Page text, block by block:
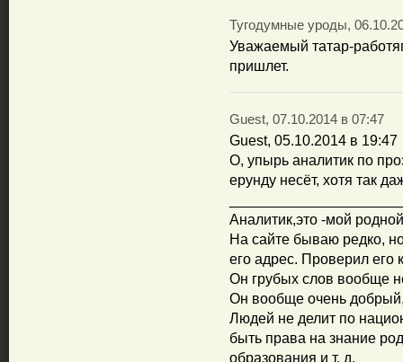
Тугодумные уроды,
Уважаемый татар-
пришлет.
Guest, 07.10.2014 в 07:47
Guest, 05.10.2014 в 19:47
О, упырь аналитик по
ерунду несёт, хотя так
Аналитик,это -мой
На сайте бываю редко,
его адрес. Проверил его
Он грубых слов вообще
Он вообще очень
Людей не делит по
быть права на знание
образования и т. д.